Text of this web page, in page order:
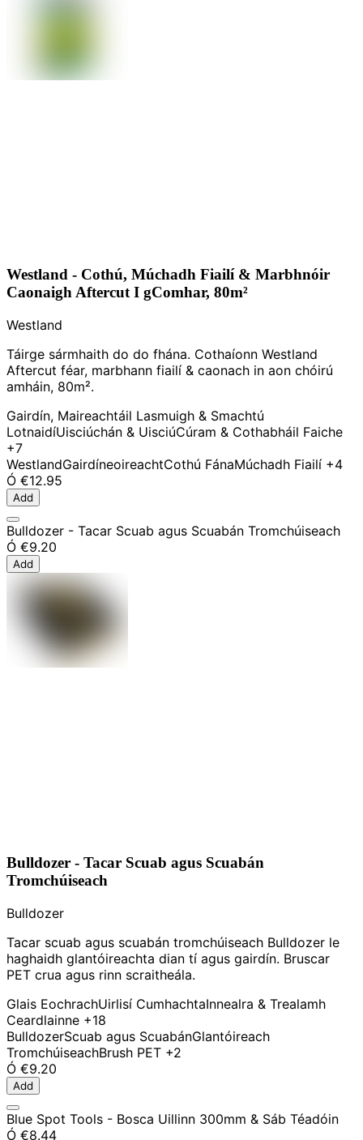
Westland - Cothú, Múchadh Fiailí & Marbhnóir
Caonaigh Aftercut I gComhar, 80m²
Westland
Táirge sármhaith do do fhána. Cothaíonn Westland
Aftercut féar, marbhann fiailí & caonach in aon chóirú
amháin, 80m².
Gairdín, Maireachtáil Lasmuigh & Smachtú
LotnaidíUisciúchán & UisciúCúram & Cothabháil Faiche
+7
WestlandGairdíneoireachtCothú FánaMúchadh Fiailí +4
Ó €12.95
Add
Bulldozer - Tacar Scuab agus Scuabán Tromchúiseach
Ó €9.20
Add
Bulldozer - Tacar Scuab agus Scuabán
Tromchúiseach
Bulldozer
Tacar scuab agus scuabán tromchúiseach Bulldozer le
haghaidh glantóireachta dian tí agus gairdín. Bruscar
PET crua agus rinn scraitheála.
Glais EochrachUirlisí CumhachtaInnealra & Trealamh
Ceardlainne +18
BulldozerScuab agus ScuabánGlantóireach
TromchúiseachBrush PET +2
Ó €9.20
Add
Blue Spot Tools - Bosca Uillinn 300mm & Sáb Téadóin
Ó €8.44